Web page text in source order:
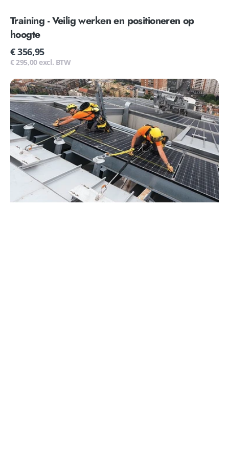
Training - Veilig werken en positioneren op
hoogte
Normale
prijs
€ 356,95
€ 295,00 excl. BTW
Training
-
Veilig
werken
op
hoogte
PV
installateur